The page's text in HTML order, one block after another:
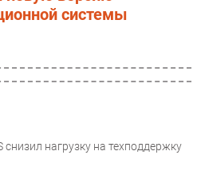
системы
снизил нагрузку на техподдержку